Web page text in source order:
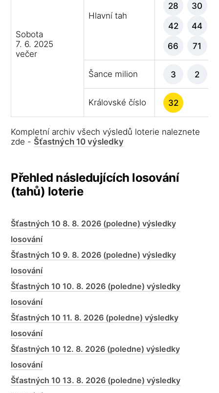
Sobota
7. 6. 2025
večer
Hlavní tah
28 30
42 44
66 71
Šance milion 3 2
Královské číslo 32
Kompletní archiv všech výsledů loterie naleznete
zde - Šťastných 10 výsledky
Přehled následujících losování
(tahů) loterie
Šťastných 10 8. 8. 2026 (poledne) výsledky
losování
Šťastných 10 9. 8. 2026 (poledne) výsledky
losování
Šťastných 10 10. 8. 2026 (poledne) výsledky
losování
Šťastných 10 11. 8. 2026 (poledne) výsledky
losování
Šťastných 10 12. 8. 2026 (poledne) výsledky
losování
Šťastných 10 13. 8. 2026 (poledne) výsledky